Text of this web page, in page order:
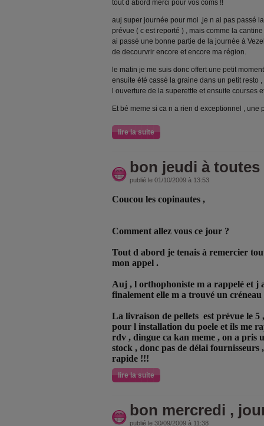
tout d abord merci pour vos coms !!
auj super journée pour moi ,je n ai pas passé
prévue ( c est reporté ) , mais comme la
ai passé une bonne partie de la journée à
de decourvrir encore et encore ma région.
le matin je me suis donc offert une petit
ensuite été cassé la graine dans un petit resto
l ouverture de la superettte et ensuite courses
Et bé meme si ca n a rien d exceptionnel , une
lire la suite
bon jeudi à
publié le 01/10/2009 à 13:53
Coucou les copinautes ,
Comment allez vous ce jour ?
Tout d abord je tenais à remercier
mon appel .
Auj , l orthophoniste m a rappelé et j
finalement elle m a trouvé un créneau
La livraison de pellets est prévue le 5
pour l installation du poele et ils me
rdv , dingue ca kan meme , on a pris
stock , donc pas de délai fournisseurs
rapide !!!
lire la suite
bon mercredi ,
publié le 30/09/2009 à 11:38